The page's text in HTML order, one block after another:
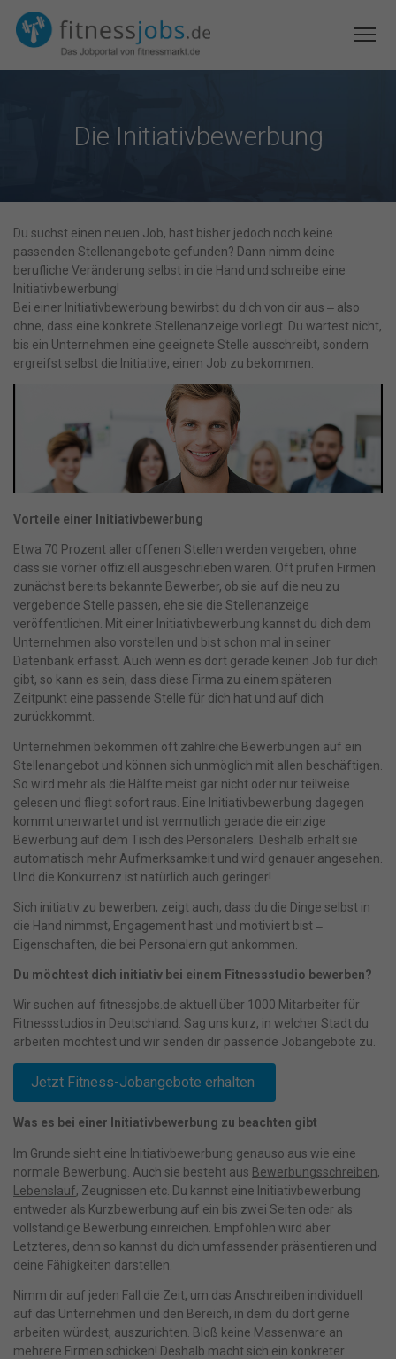
Die Initiativbewerbung
Du suchst einen neuen Job, hast bisher jedoch noch keine
passenden Stellenangebote gefunden? Dann nimm deine
berufliche Veränderung selbst in die Hand und schreibe eine
Initiativbewerbung!
Bei einer Initiativbewerbung bewirbst du dich von dir aus ‒ also
ohne, dass eine konkrete Stellenanzeige vorliegt. Du wartest nicht,
bis ein Unternehmen eine geeignete Stelle ausschreibt, sondern
ergreifst selbst die Initiative, einen Job zu bekommen.
Vorteile einer Initiativbewerbung
Etwa 70 Prozent aller offenen Stellen werden vergeben, ohne
dass sie vorher offiziell ausgeschrieben waren. Oft prüfen Firmen
zunächst bereits bekannte Bewerber, ob sie auf die neu zu
vergebende Stelle passen, ehe sie die Stellenanzeige
veröffentlichen. Mit einer Initiativbewerbung kannst du dich dem
Unternehmen also vorstellen und bist schon mal in seiner
Datenbank erfasst. Auch wenn es dort gerade keinen Job für dich
gibt, so kann es sein, dass diese Firma zu einem späteren
Zeitpunkt eine passende Stelle für dich hat und auf dich
zurückkommt.
Unternehmen bekommen oft zahlreiche Bewerbungen auf ein
Stellenangebot und können sich unmöglich mit allen beschäftigen.
So wird mehr als die Hälfte meist gar nicht oder nur teilweise
gelesen und fliegt sofort raus. Eine Initiativbewerbung dagegen
kommt unerwartet und ist vermutlich gerade die einzige
Bewerbung auf dem Tisch des Personalers. Deshalb erhält sie
automatisch mehr Aufmerksamkeit und wird genauer angesehen.
Und die Konkurrenz ist natürlich auch geringer!
Sich initiativ zu bewerben, zeigt auch, dass du die Dinge selbst in
die Hand nimmst, Engagement hast und motiviert bist ‒
Eigenschaften, die bei Personalern gut ankommen.
Du möchtest dich initiativ bei einem Fitnessstudio bewerben?
Wir suchen auf fitnessjobs.de aktuell über 1000 Mitarbeiter für
Fitnessstudios in Deutschland. Sag uns kurz, in welcher Stadt du
arbeiten möchtest und wir senden dir passende Jobangebote zu.
Jetzt Fitness-Jobangebote erhalten
Was es bei einer Initiativbewerbung zu beachten gibt
Im Grunde sieht eine Initiativbewerbung genauso aus wie eine
normale Bewerbung. Auch sie besteht aus Bewerbungsschreiben,
Lebenslauf, Zeugnissen etc. Du kannst eine Initiativbewerbung
entweder als Kurzbewerbung auf ein bis zwei Seiten oder als
vollständige Bewerbung einreichen. Empfohlen wird aber
Letzteres, denn so kannst du dich umfassender präsentieren und
deine Fähigkeiten darstellen.
Nimm dir auf jeden Fall die Zeit, um das Anschreiben individuell
auf das Unternehmen und den Bereich, in dem du dort gerne
arbeiten würdest, auszurichten. Bloß keine Massenware an
mehrere Firmen schicken! Deshalb macht sich ein konkreter